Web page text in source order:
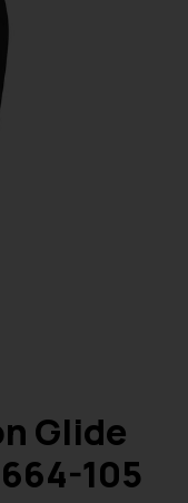
Glide
105